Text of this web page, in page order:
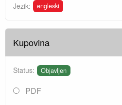
Jezik: engleski
Kupovina
Status: Objavljen
PDF